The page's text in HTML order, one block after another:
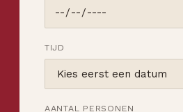
TIJD
AANTAL PERSONEN